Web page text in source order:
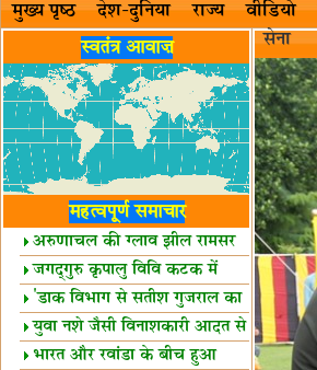
मुख्य पृष्ठ देश-दुनिया राज्य वीडियो
स्वतंत्र आवाज़
महत्वपूर्ण समाचार
अरुणाचल की ग्लाव झील रामसर
स्थल घोषित
जगद्गुरु कृपालु विवि कटक में
शैक्षिक सत्र शुरू
'डाक विभाग से सतीश गुजराल का
रिश्ता गहरा'
युवा नशे जैसी विनाशकारी आदत से
दूर रहें-मोदी
भारत और रवांडा के बीच हुआ
सेना